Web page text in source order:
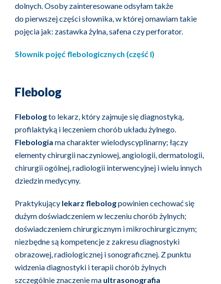
dolnych. Osoby zainteresowane odsyłam także
do pierwszej części słownika, w której omawiam takie
pojęcia jak: zastawka żylna, safena czy perforator.
Słownik pojęć flebologicznych (część I)
Flebolog
Flebologto lekarz, który zajmuje się diagnostyką,
profilaktyką i leczeniem chorób układu żylnego.
Flebologia ma charakter wielodyscyplinarny; łączy
elementy chirurgii naczyniowej, angiologii, dermatologii,
chirurgii ogólnej, radiologii interwencyjnej i wielu innych
dziedzin medycyny.
Praktykujący lekarz flebologpowinien cechować się
dużym doświadczeniem w leczeniu chorób żylnych;
doświadczeniem chirurgicznym i mikrochirurgicznym;
niezbędne są kompetencje z zakresu diagnostyki
obrazowej, radiologicznej i sonograficznej. Z punktu
widzenia diagnostyki i terapii chorób żylnych
szczególnie znaczenie ma ultrasonografia